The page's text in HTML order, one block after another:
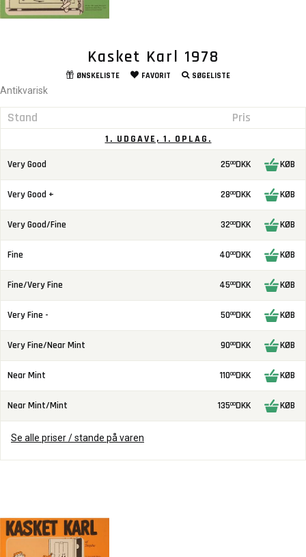
Kasket Karl 1978
ØNSKELISTE FAVORIT SØGELISTE
Antikvarisk
Stand Pris
1. UDGAVE, 1. OPLAG.
Very Good 2500DKK KØB
Very Good + 2800DKK KØB
Very Good/Fine 3200DKK KØB
Fine 4000DKK KØB
Fine/Very Fine 4500DKK KØB
Very Fine - 5000DKK KØB
Very Fine/Near Mint 9000DKK KØB
Near Mint 11000DKK KØB
Near Mint/Mint 13500DKK KØB
Se alle priser / stande på varen